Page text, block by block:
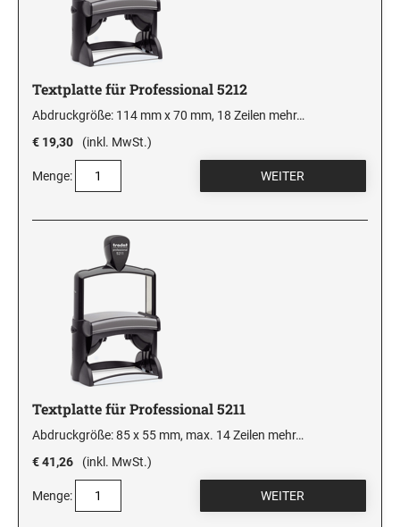
Textplatte für Professional 5212
Abdruckgröße: 114 mm x 70 mm, 18 Zeilen mehr…
€ 19,30
(inkl. MwSt.)
Menge:
Textplatte für Professional 5211
Abdruckgröße: 85 x 55 mm, max. 14 Zeilen mehr…
€ 41,26
(inkl. MwSt.)
Menge: